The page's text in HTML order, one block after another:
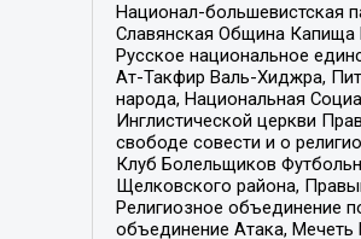
Национал-большевистская
Славянская Община Капища
Русское национальное
Ат-Такфир Валь-Хиджра,
народа, Национальная
Инглистической церкви
свободе совести и о
Клуб Болельщиков
Щелковского района,
Религиозное объединение
объединение Атака,